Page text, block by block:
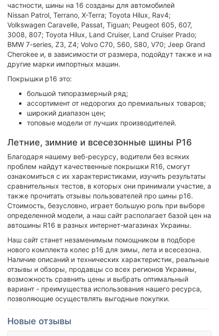
частности, шины на 16 созданы для автомобилей
Nissan Patrol, Terrano, X-Terra; Toyota Hilux, Rav4;
Volkswagen Caravelle, Passat, Tiguan; Peugeot 605, 607,
3008, 807; Toyota Hilux, Land Cruiser, Land Cruiser Prado;
BMW 7-series, Z3, Z4; Volvo C70, S60, S80, V70; Jeep Grand
Cherokee и, в зависимости от размера, подойдут также и на
другие марки импортных машин.
Покрышки р16 это:
большой типоразмерный ряд;
ассортимент от недорогих до премиальных товаров;
широкий диапазон цен;
топовые модели от лучших производителей.
Летние, зимние и всесезонные шины Р16
Благодаря нашему веб-ресурсу, водители без всяких
проблем найдут качественные покрышки R16, смогут
ознакомиться с их характеристиками, изучить результаты
сравнительных тестов, в которых они принимали участие, а
также прочитать отзывы пользователей про шины р16.
Стоимость, безусловно, играет большую роль при выборе
определенной модели, а наш сайт располагает базой цен на
автошины R16 в разных интернет-магазинах Украины.
Наш сайт станет незаменимым помощником в подборе
нового комплекта колес р16 для зимы, лета и всесезона.
Наличие описаний и технических характеристик, реальные
отзывы и обзоры, продавцы со всех регионов Украины,
возможность сравнить цены и выбрать оптимальный
вариант - преимущества использования нашего ресурса,
позволяющие осуществлять выгодные покупки.
Новые отзывы